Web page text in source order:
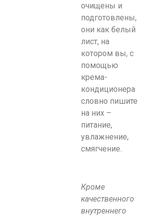
очищены и
подготовлены,
они как белый
лист, на
котором вы, с
помощью
крема-
кондиционера
словно пишите
на них –
питание,
увлажнение,
смягчение.
Кроме
качественного
внутреннего